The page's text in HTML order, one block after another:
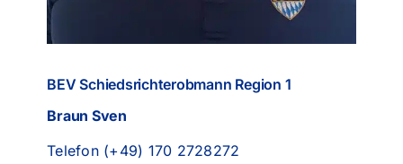
BEV Schiedsrichterobmann Region 1
Braun Sven
Telefon (+49) 170 2728272